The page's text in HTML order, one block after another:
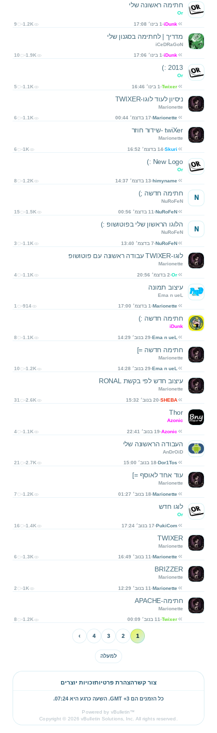
חתימה ראשונה שלי
Or
iDunk 1 בינו׳ 17:08 9 1.2K
מדריך | לחתימה בסגנון שלי
iCeDRaGoN
iDunk 1 בינו׳ 17:06 10 1.9K
2013 :)
Or
Twixer 1 בינו׳ 16:46 5 1.1K
ניסיון לעוד לוגו-TWIXER
Marionette
Marionette 17 בדצמ׳ 00:44 6 1.1K
twiXer -שידור חוזר
Marionette
Skuri 14 בדצמ׳ 16:52 6 1K
New Logo :)
Or
himyname 13 בדצמ׳ 14:37 8 1.2K
חתימה חדשה ;)
NuRoFeN
NuRoFeN 11 בדצמ׳ 00:56 15 1.5K
N
הלוגו הראשון שלי בפוטושופ :)
NuRoFeN
NuRoFeN 7 בדצמ׳ 13:40 3 1.1K
N
לוגו-TWIXER עבודה ראשונה עם פוטושופ
Marionette
Or 2 בדצמ׳ 20:56 4 1.1K
עיצוב תמונה
Ema n ueL
Marionette 1 בדצמ׳ 17:00 1 914
חתימה חדשה :)
iDunk
Ema n ueL 29 בנוב׳ 14:29 8 1.1K
חתימה חדשה =]
Marionette
Ema n ueL 29 בנוב׳ 14:28 10 1.2K
עיצוב חדש לפי בקשת RONAL
Marionette
SHEBA 20 בנוב׳ 15:32 31 2.6K
Thor
Azonic
Azonic 19 בנוב׳ 22:41 4 1.1K
העבודה הראשונה שלי
AnDrOiD
Dor1Tos 18 בנוב׳ 15:00 21 2.7K
עוד אחד לאוסף =]
Marionette
Marionette 18 בנוב׳ 01:27 7 1.2K
לוגו חדש
Or
PukiCom 17 בנוב׳ 17:24 16 1.4K
TWIXER
Marionette
Marionette 11 בנוב׳ 16:49 6 1.3K
BRIZZER
Marionette
Marionette 11 בנוב׳ 12:29 2 1K
חתימה-APACHE
Marionette
Twixer 11 בנוב׳ 00:09 8 1.2K
1
2
3
4
›
למעלה
צור קשרהצהרת פרטיותזכויות יוצרים
כל הזמנים הם GMT +3. השעה כרגע היא 07:24
.
Powered by vBulletin™
Copyright © 2026 vBulletin Solutions, Inc. All rights reserved.